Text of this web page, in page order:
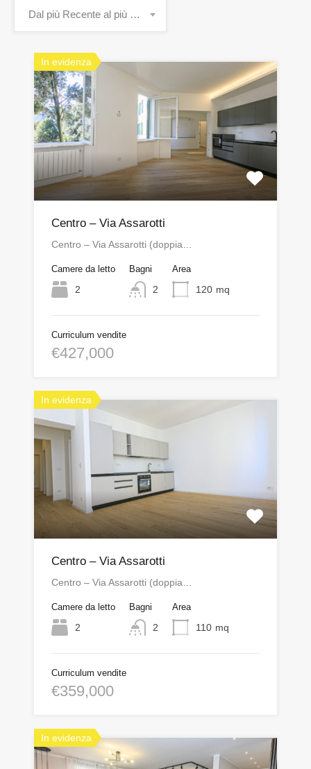
Dal più Recente al più Vecchio
In evidenza
Centro – Via Assarotti
Centro – Via Assarotti (doppia…
Camere da letto
2
Bagni
2
Area
120 mq
Curriculum vendite
€427,000
In evidenza
Centro – Via Assarotti
Centro – Via Assarotti (doppia…
Camere da letto
2
Bagni
2
Area
110 mq
Curriculum vendite
€359,000
In evidenza